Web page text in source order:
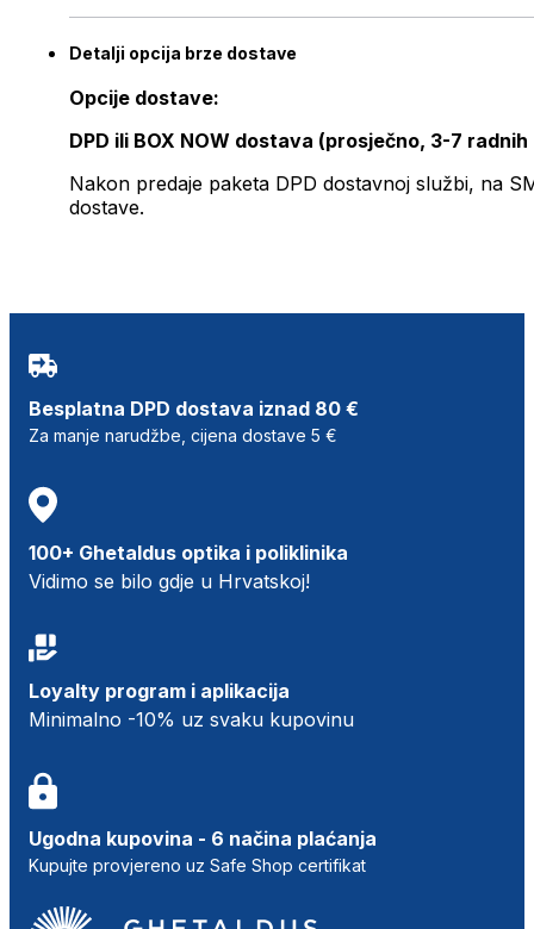
Detalji opcija brze dostave
Opcije dostave:
DPD ili BOX NOW dostava (prosječno, 3-7 radnih
Nakon predaje paketa DPD dostavnoj službi, na
dostave.
Besplatna DPD dostava iznad 80 €
Za manje narudžbe, cijena dostave 5 €
100+ Ghetaldus optika i poliklinika
Vidimo se bilo gdje u Hrvatskoj!
Loyalty program i aplikacija
Minimalno -10% uz svaku kupovinu
Ugodna kupovina - 6 načina plaćanja
Kupujte provjereno uz Safe Shop certifikat